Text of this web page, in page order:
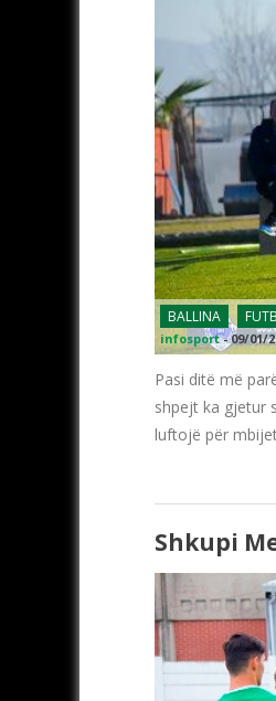
BALLINA
infosport -09/01/
Pasi ditë më
shpejt ka gjetur
luftojë për
Shkupi